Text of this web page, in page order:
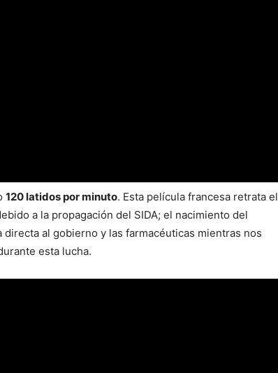
120 latidos por minuto. Esta película francesa retrata el
a la propagación del SIDA; el nacimiento del
al gobierno y las farmacéuticas mientras nos
esta lucha.